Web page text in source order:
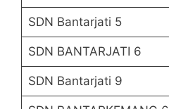
SDN Bantarjati 5
SDN BANTARJATI 6
SDN Bantarjati 9